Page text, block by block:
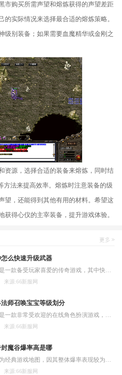
市购买所需声望和熔炼获得的声望差距
实际情况来选择最合适的熔炼策略。
级别装备；如果需要血魔精华或金刚之
资源，选择合适的装备来熔炼，同时结
方法来提高效率。熔炼时注意装备的级
望，还能得到其他有用的材料。希望这
得心仪的主宰装备，提升游戏体验。
么快速升级武器
复古传神是一款备受玩家喜爱的传奇游戏，其中快速升级武器是每位玩家追求的目标之一。在这篇游戏攻略中，我将向大家介绍一些快速升级武器的方法和技巧。希望对大家提升实力有所帮助。选择适合自己职业的武器是提高战斗力的重要一环。复古传神中，各个职业对应
来源:66新服网
师召唤宝宝等级划分
传奇世界是一款非常受欢迎的在线角色扮演游戏，玩家可以选择不同的职业进行冒险。法师是一种非常特殊的职业，他们拥有召唤宝宝的能力，可以同时操控自己和宝宝一起战斗。而在
来源:66新服网
魔谷爆率高是哪
封魔谷作为经典游戏地图，因其整体爆率表现较为突出而受到玩家广泛关注。该区域通过合理的怪物分布与资源投放，为游戏进程提供了有效的装备与道具支持，这使得探索封魔谷成为
来源:66新服网